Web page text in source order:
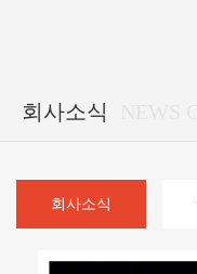
회사소식
회사소식